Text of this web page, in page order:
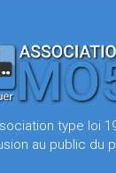
type loi
au public du